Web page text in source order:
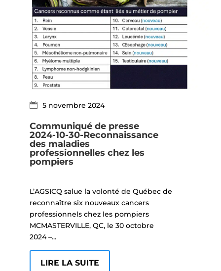
5 novembre 2024
Communiqué de presse
2024-10-30-Reconnaissance
des maladies
professionnelles chez les
pompiers
L’AGSICQ salue la volonté de Québec de
reconnaître six nouveaux cancers
professionnels chez les pompiers
MCMASTERVILLE, QC, le 30 octobre
2024 –...
LIRE LA SUITE